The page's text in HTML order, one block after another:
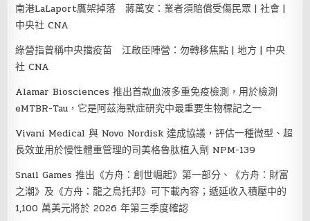
南港LaLaport鷹架掉落 蔣萬安：業者須賠償受傷民眾 | 社會 |
中央社 CNA
綠營指曾稱中央擋疫苗 江啟臣陣營：勿轉移焦點 | 地方 | 中央
社 CNA
Alamar Biosciences 推出首款血液多重免疫檢測，用於檢測
eMTBR-Tau，它是阿茲海默症研究中最重要生物標記之一
Vivani Medical 與 Novo Nordisk 達成協議，評估一種微型、超
長效並用於慢性體重管理的司美格魯肽植入劑 NPM-139
Snail Games 推出《方舟：創世崛起》第一部分、《方舟：財富
之潮》及《方舟：龍之烏托邦》可下載內容；遞延收入積壓中的
1,100 萬美元將於 2026 年第三季度確認